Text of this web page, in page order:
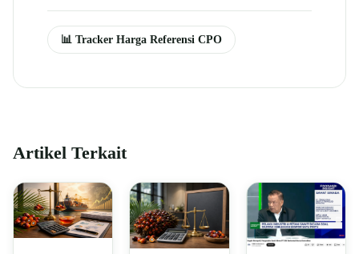
📊 Tracker Harga Referensi CPO
Artikel Terkait